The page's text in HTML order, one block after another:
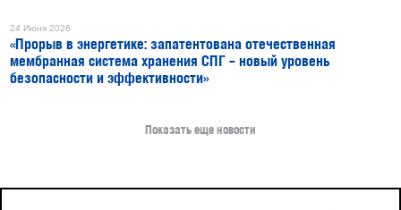
24 Июня 2026
«Прорыв в энергетике: запатентована отечественная
мембранная система хранения СПГ – новый уровень
безопасности и эффективности»
Показать еще новости